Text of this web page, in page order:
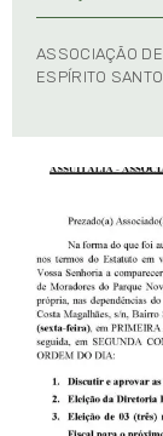
ASSOCIAÇÃO
ESPÍRITO